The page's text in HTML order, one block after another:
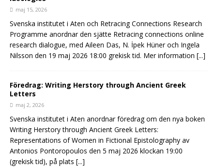
maj 15, 2026
Svenska institutet i Aten och Retracing Connections Research
Programme anordnar den sjätte Retracing connections online
research dialogue, med Aileen Das, N. İpek Hüner och Ingela
Nilsson den 19 maj 2026 18:00 grekisk tid. Mer information [...]
Föredrag: Writing Herstory through Ancient Greek
Letters
maj 2, 2026
Svenska institutet i Aten anordnar föredrag om den nya boken
Writing Herstory through Ancient Greek Letters:
Representations of Women in Fictional Epistolography av
Antonios Pontoropoulos den 5 maj 2026 klockan 19:00
(grekisk tid), på plats [...]